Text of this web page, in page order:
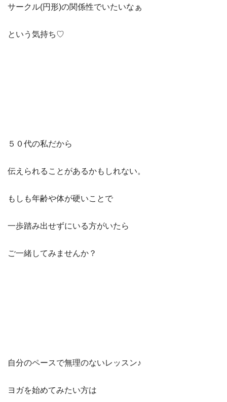
サークル(円形)の関係性でいたいなぁ
という気持ち♡
５０代の私だから
伝えられることがあるかもしれない。
もしも年齢や体が硬いことで
一歩踏み出せずにいる方がいたら
ご一緒してみませんか？
自分のペースで無理のないレッスン♪
ヨガを始めてみたい方は